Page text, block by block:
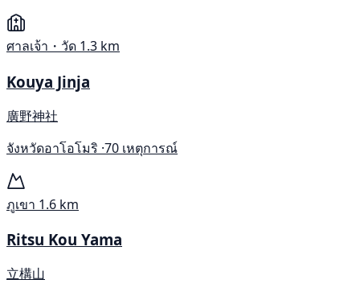
ศาลเจ้า・วัด 1.3 km
Kouya Jinja
廣野神社
จังหวัดอาโอโมริ ·70 เหตุการณ์
ภูเขา 1.6 km
Ritsu Kou Yama
立構山